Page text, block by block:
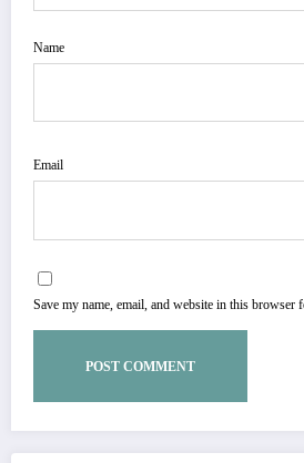
Name
Email
Save my name, email, and website in this browser